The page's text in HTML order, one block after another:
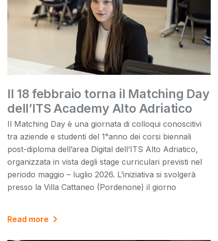
Il 18 febbraio torna il Matching Day
dell’ITS Academy Alto Adriatico
Il Matching Day è una giornata di colloqui conoscitivi
tra aziende e studenti del 1°anno dei corsi biennali
post-diploma dell’area Digital dell’ITS Alto Adriatico,
organizzata in vista degli stage curriculari previsti nel
periodo maggio – luglio 2026. L’iniziativa si svolgerà
presso la Villa Cattaneo (Pordenone) il giorno
Read more